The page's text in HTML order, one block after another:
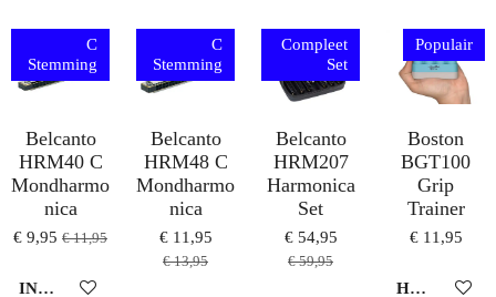
C
Stemming
Belcanto
HRM40 C
Mondharmo
nica
€ 9,95 € 11,95
IN WINKELWAGEN
C
Stemming
Belcanto
HRM48 C
Mondharmo
nica
€ 11,95
€ 13,95
Compleet
Set
Belcanto
HRM207
Harmonica
Set
€ 54,95
€ 59,95
Populair
Boston
BGT100
Grip
Trainer
€ 11,95
HOUD MIJ